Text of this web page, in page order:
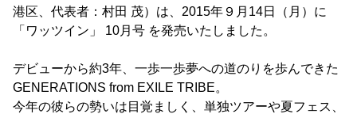
港区、代表者：村田 茂）は、2015年９月14日（月）に
「ワッツイン」 10月号 を発売いたしました。
デビューから約3年、一歩一歩夢への道のりを歩んできた
GENERATIONS from EXILE TRIBE。
今年の彼らの勢いは目覚ましく、単独ツアーや夏フェス、